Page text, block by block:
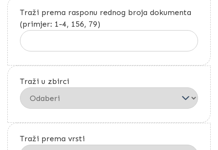
Traži prema rasponu rednog broja dokumenta
(primjer: 1-4, 156, 79)
Traži u zbirci
Traži prema vrsti